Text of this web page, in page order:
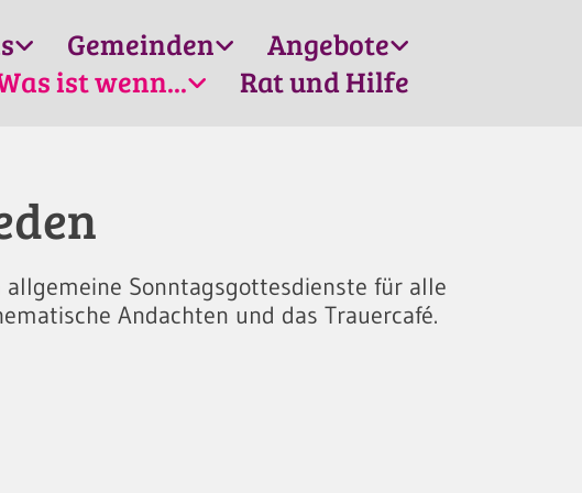
Gemeinden
Angebote
ist wenn...
Rat und Hilfe
Sonntagsgottesdienste für alle
Andachten und das Trauercafé.